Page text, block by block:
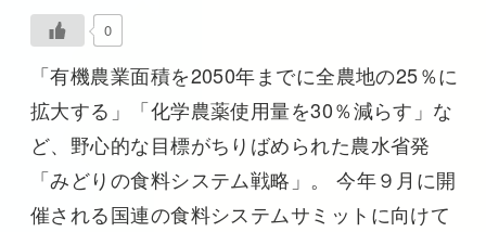
0
「有機農業面積を2050年までに全農地の25％に
拡大する」「化学農薬使用量を30％減らす」な
ど、野心的な目標がちりばめられた農水省発
「みどりの食料システム戦略」。 今年９月に開
催される国連の食料システムサミットに向けて